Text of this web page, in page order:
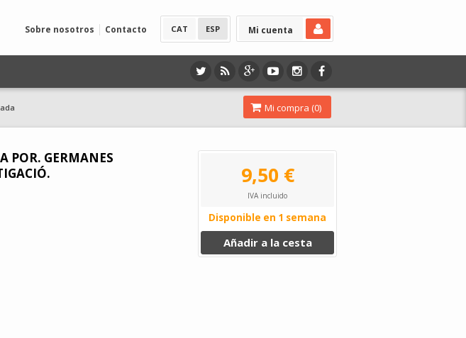
Mi cuenta
CAT ESP
Sobre nosotros Contacto
Mi compra (0)
POR. GERMANES
9,50 €
IVA incluido
Disponible en 1 semana
Añadir a la cesta